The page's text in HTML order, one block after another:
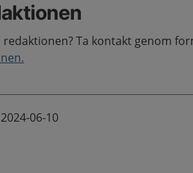
Ta kontakt genom
2024-06-10